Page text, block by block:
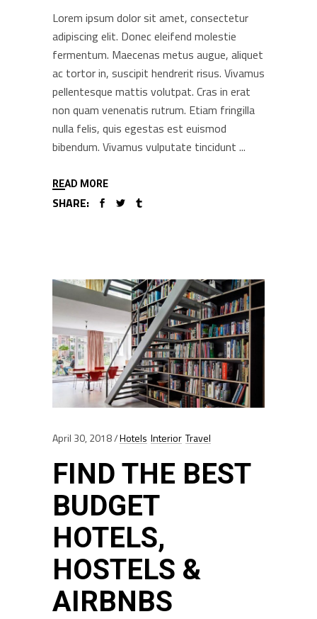
Lorem ipsum dolor sit amet, consectetur
adipiscing elit. Donec eleifend molestie
fermentum. Maecenas metus augue, aliquet
ac tortor in, suscipit hendrerit risus. Vivamus
pellentesque mattis volutpat. Cras in erat
non quam venenatis rutrum. Etiam fringilla
nulla felis, quis egestas est euismod
bibendum. Vivamus vulputate tincidunt
READ MORE
SHARE:
April 30, 2018 Hotels Interior Travel
FIND THE BEST
BUDGET
HOTELS,
HOSTELS &
AIRBNBS